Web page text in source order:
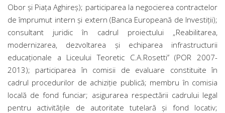
Obor şi Piaţa Aghireş); participarea la negocierea contractelor
de împrumut intern şi extern (Banca Europeană de Investiţii);
consultant juridic în cadrul proiectului „Reabilitarea,
modernizarea, dezvoltarea şi echiparea infrastructurii
educaţionale a Liceului Teoretic C.A.Rosetti’’ (POR 2007-
2013); participarea în comisii de evaluare constituite în
cadrul procedurilor de achiziţie publică; membru în comisia
locală de fond funciar; asigurarea respectării cadrului legal
pentru activităţile de autoritate tutelară şi fond locativ;